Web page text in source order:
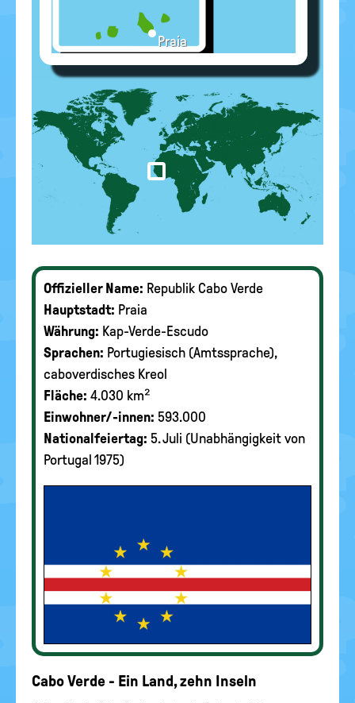
Praia
Offizieller Name: Republik Cabo Verde
Hauptstadt: Praia
Währung: Kap-Verde-Escudo
Sprachen: Portugiesisch (Amtssprache),
caboverdisches Kreol
Fläche: 4.030 km²
Einwohner/-innen: 593.000
Nationalfeiertag: 5. Juli (Unabhängigkeit von
Portugal 1975)
Cabo Verde - Ein Land, zehn Inseln